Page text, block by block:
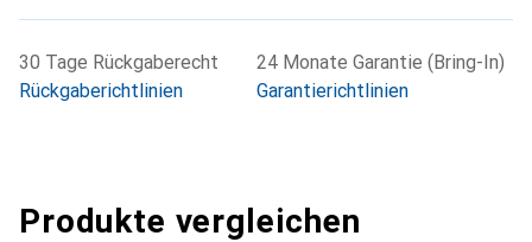
30 Tage Rückgaberecht
Rückgaberichtlinien
24 Monate Garantie (Bring-In)
Garantierichtlinien
Produkte vergleichen